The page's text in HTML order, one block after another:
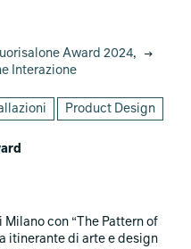
Award 2024,
Interazione
Product Design
con “The Pattern of
itinerante di arte e design